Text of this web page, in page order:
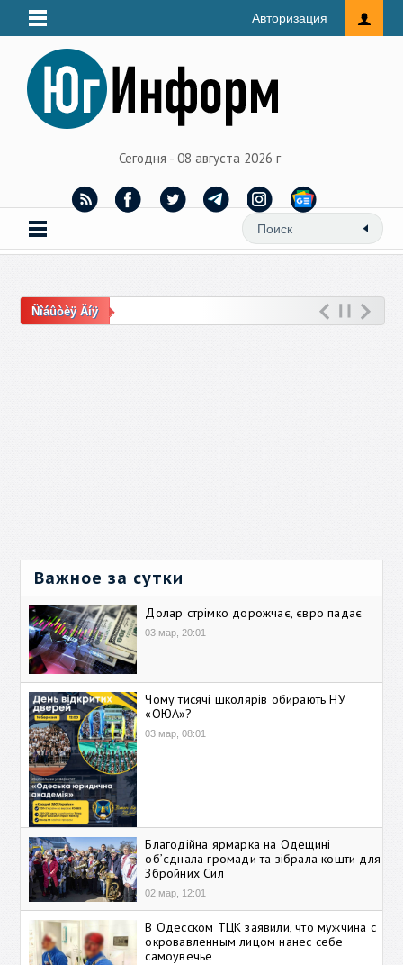
Авторизация
Сегодня - 08 августа 2026 г
Ñîáûòèÿ Äíÿ
Важное за сутки
Долар стрімко дорожчає, євро падає
03 мар, 20:01
Чому тисячі школярів обирають НУ
«ОЮА»?
03 мар, 08:01
Благодійна ярмарка на Одещині
об’єднала громади та зібрала кошти для
Збройних Сил
02 мар, 12:01
В Одесском ТЦК заявили, что мужчина с
окровавленным лицом нанес себе
самоувечье